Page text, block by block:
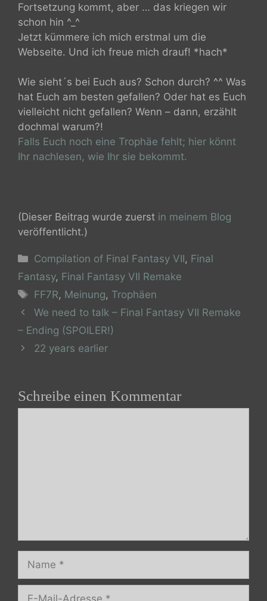
Fortsetzung kommt, aber … das kriegen wir
schon hin ^_^
Jetzt kümmere ich mich erstmal um die
Webseite. Und ich freue mich drauf! *hach*
Wie sieht´s bei Euch aus? Schon durch? ^^ Was
hat Euch am besten gefallen? Oder hat es Euch
vielleicht nicht gefallen? Wenn – dann, erzählt
dochmal warum?!
Falls Euch noch eine Trophäe fehlt; hier könnt
Ihr nachlesen, wie Ihr sie bekommt.
(Dieser Beitrag wurde zuerst in meinem Blog
veröffentlicht.)
Kategorien
Compilation of Final Fantasy VII, Final
Fantasy, Final Fantasy VII Remake
Schlagwörter
FF7R, Meinung, Trophäen
We need to talk – Final Fantasy VII Remake
– Ending (SPOILER!)
22 years earlier
Schreibe einen Kommentar